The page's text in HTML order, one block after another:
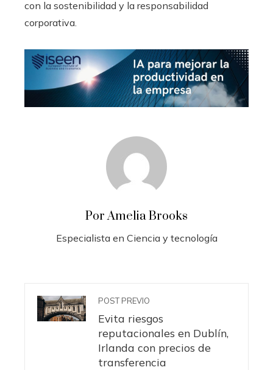
con la sostenibilidad y la responsabilidad
corporativa.
Por Amelia Brooks
Especialista en Ciencia y tecnología
POST PREVIO
Evita riesgos
reputacionales en Dublín,
Irlanda con precios de
transferencia